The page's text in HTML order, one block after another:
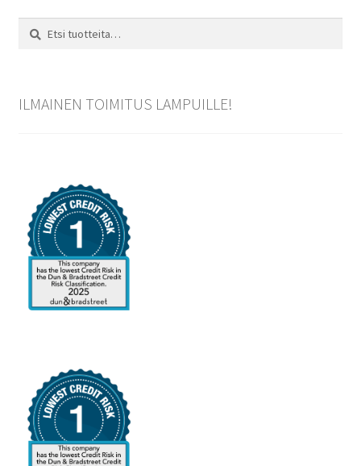
Etsi:
Haku
ILMAINEN TOIMITUS LAMPUILLE!